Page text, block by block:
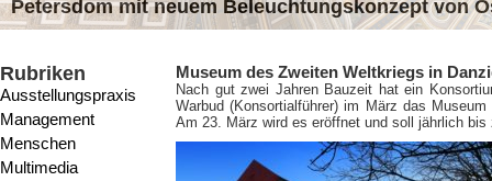
Petersdom mit neuem Beleuchtungskonzept von
Rubriken
Ausstellungspraxis
Management
Menschen
Multimedia
Museum des Zweiten Weltkriegs in
Nach gut zwei Jahren Bauzeit hat ein
Warbud (Konsortialführer) im März das
Am 23. März wird es eröffnet und soll jährlich